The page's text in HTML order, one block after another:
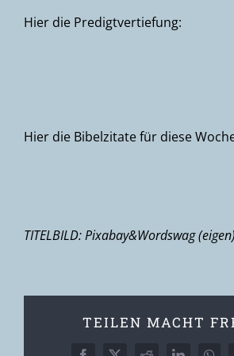
Hier die Predigtvertiefung:
Hier die Bibelzitate für diese
TITELBILD: Pixabay&Wordswag (eigen)
TEILEN MACHT